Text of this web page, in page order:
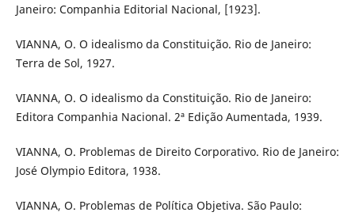
Janeiro: Companhia Editorial Nacional, [1923].
VIANNA, O. O idealismo da Constituição. Rio de Janeiro:
Terra de Sol, 1927.
VIANNA, O. O idealismo da Constituição. Rio de Janeiro:
Editora Companhia Nacional. 2ª Edição Aumentada, 1939.
VIANNA, O. Problemas de Direito Corporativo. Rio de Janeiro:
José Olympio Editora, 1938.
VIANNA, O. Problemas de Política Objetiva. São Paulo: